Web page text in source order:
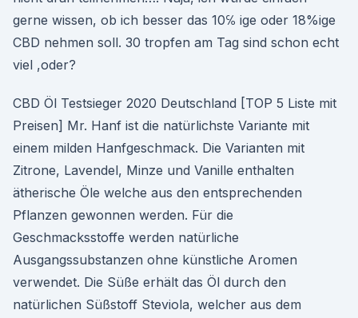
gerne wissen, ob ich besser das 10℅ ige oder 18%ige
CBD nehmen soll. 30 tropfen am Tag sind schon echt
viel ,oder?
CBD Öl Testsieger 2020 Deutschland [TOP 5 Liste mit
Preisen] Mr. Hanf ist die natürlichste Variante mit
einem milden Hanfgeschmack. Die Varianten mit
Zitrone, Lavendel, Minze und Vanille enthalten
ätherische Öle welche aus den entsprechenden
Pflanzen gewonnen werden. Für die
Geschmacksstoffe werden natürliche
Ausgangssubstanzen ohne künstliche Aromen
verwendet. Die Süße erhält das Öl durch den
natürlichen Süßstoff Steviola, welcher aus dem